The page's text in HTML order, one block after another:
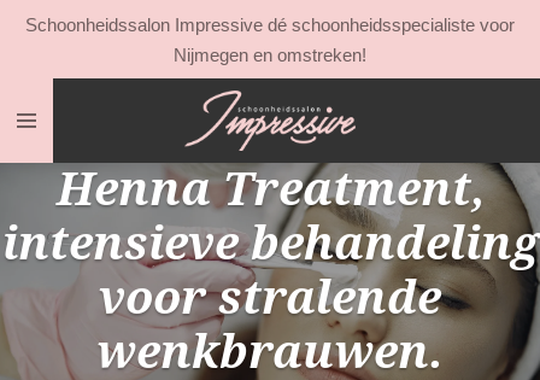
Ga
de
Schoonheidssalon Impressive dé schoonheidsspecialiste voor
Nijmegen en omstreken!
Henna Treatment,
intensieve behandeling
voor stralende
wenkbrauwen.